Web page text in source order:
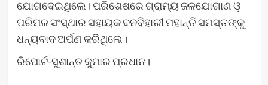
ଯୋଗଦେଇଥିଲେ। ପରିଶେଷରେ ଗ୍ରାମ୍ୟ ଜଳଯୋଗାଣ ଓ଼
ପରିମଳ ସଂସ୍ଥାର ସହାୟକ ବନବିହାରୀ ମହାନ୍ତି ସମସ୍ତଙ୍କୁ
ଧନ୍ୟବାଦ ଅର୍ପଣ କରିଥିଲେ।
ରିପୋର୍ଟ-ସୁଶାନ୍ତ କୁମାର ପ୍ରଧାନ।